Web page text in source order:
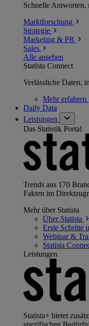
Schnelle Antworten,
Marktforschung
Strategie
Marketing & PR
Sales
Alle ansehen
Statista Connect
Verlässliche Daten,
Mehrerfahren
Daily Data
Leistungen
Das Statistik Portal
Trends aus 170
Fakten im
Mehr über Statista
Über Statista
Erste Schritte
Webinar &
Statista
Leistungen
Statista+ bietet
spezifischen